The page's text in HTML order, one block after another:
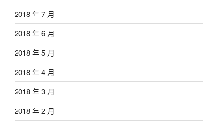
2018 年 7 月
2018 年 6 月
2018 年 5 月
2018 年 4 月
2018 年 3 月
2018 年 2 月